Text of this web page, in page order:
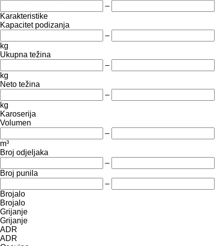
–
Karakteristike
Kapacitet podizanja
–
kg
Ukupna težina
–
kg
Neto težina
–
kg
Karoserija
Volumen
–
m³
Broj odjeljaka
–
Broj punila
–
Brojalo
Brojalo
Grijanje
Grijanje
ADR
ADR